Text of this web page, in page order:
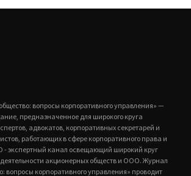
вопросы корпоративного управления» —
предназначенное для широкого круга
адвокатов, корпоративных секретарей и
работающих в сфере корпоративного права и
- экспертный канал освещающий широкий круг
акционерных обществ и ООО. Журнал
вопросы корпоративного управления» проводит